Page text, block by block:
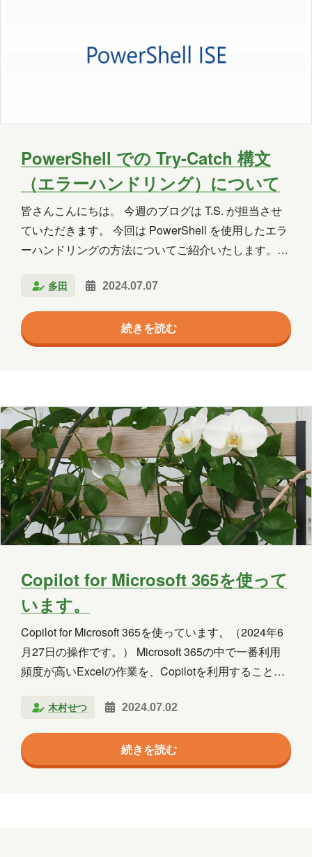
PowerShell での Try-Catch 構文
（エラーハンドリング）について
皆さんこんにちは。 今週のブログは T.S. が担当させ
ていただきます。 今回は PowerShell を使用したエラ
ーハンドリングの方法についてご紹介いたします。
ますか？ Try-Catch はプログラムが実行中に発生する
エラーや例外を処理するための構文です。これによ
り、プログラムがクラッシュすることなく、適切にエ
ラーを処理し、必要に応じてリカバリやログ出力を行
を記述 } catch { # ここにエ…
多田 2024.07.07
続きを読む
Copilot for Microsoft 365を使って
います。
Copilot for Microsoft 365を使っています。（2024年6
月27日の操作です。） Microsoft 365の中で一番利用
頻度が高いExcelの作業を、Copilotを利用することで
Copilotを利用しても、利用しなくとも、スピードと出
来上がりは、同じです。 めったり使わないFormsは、
Copilotを利用すると２、３分で作りたいフォームがで
きました。とっても楽です。「業務の効率化」です。
木村せつ 2024.07.02
続きを読む